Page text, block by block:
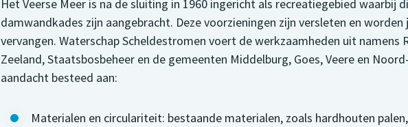
Het Veerse Meer is na de sluiting in 1960 ingericht als recreatiegebied waarbij
damwandkades zijn aangebracht. Deze voorzieningen zijn versleten en
vervangen. Waterschap Scheldestromen voert de werkzaamheden uit namens
Zeeland, Staatsbosbeheer en de gemeenten Middelburg, Goes, Veere en
aandacht besteed aan:
Materialen en circulariteit: bestaande materialen, zoals hardhouten